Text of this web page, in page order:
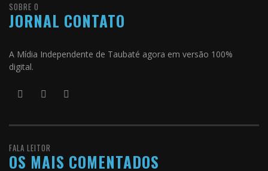
SOBRE O
JORNAL CONTATO
A Mídia Independente de Taubaté agora em versão 100%
digital.
FALA LEITOR
OS MAIS COMENTADOS